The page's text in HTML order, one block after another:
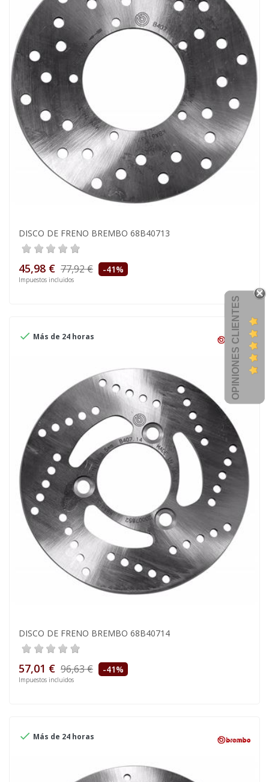
DISCO DE FRENO BREMBO 68B40713
45,98 € 77,92 € -41%
Impuestos incluidos
 Más de 24 horas
DISCO DE FRENO BREMBO 68B40714
57,01 € 96,63 € -41%
Impuestos incluidos
 Más de 24 horas
OPINIONES CLIENTES